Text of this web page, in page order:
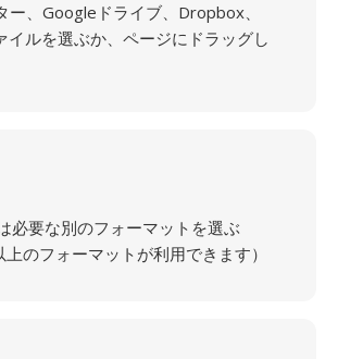
ー、Googleドライブ、Dropbox、
イルを選ぶか、ページにドラッグし
必要な別のフォーマットを選ぶ
上のフォーマットが利用できます）